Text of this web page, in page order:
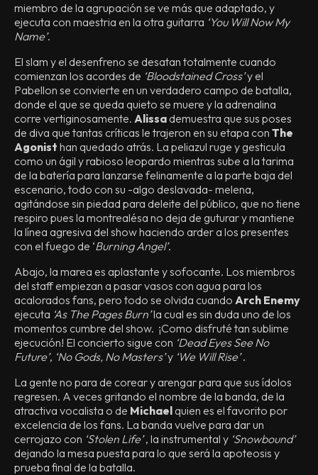
miembro de la agrupación se ve más que adaptado, y
ejecuta con maestria en la otra guitarra ‘You Will Now My
Name’.
El slam y el desenfreno se desatan totalmente cuando
comienzan los acordes de ‘Bloodstained Cross’y el
Pabellon se convierte en un verdadero campo de batalla,
donde el que se queda quieto se muere y la adrenalina
corre vertiginosamente. Alissa demuestra que sus poses
de diva que tantas críticas le trajeron en su etapa con The
Agonist han quedado atrás. La peliazul ruge y gesticula
como un ágil y rabioso leopardo mientras sube a la tarima
de la batería para lanzarse felinamente a la parte baja del
escenario, todo con su -algo deslavada- melena,
agitándose sin piedad para deleite del público, que no tiene
respiro pues la montrealésa no deja de guturar y mantiene
la línea agresiva del show haciendo arder a los presentes
con el fuego de ‘Burning Angel’.
Abajo, la marea es aplastante y sofocante. Los miembros
del staff empiezan a pasar vasos con agua para los
acalorados fans, pero todo se olvida cuando Arch Enemy
ejecuta ‘As The Pages Burn’la cual es sin duda uno de los
momentos cumbre del show. ¡Como disfruté tan sublime
ejecución! El concierto sigue con ‘Dead Eyes See No
Future’, ‘No Gods, No Masters’y ‘We Will Rise’.
La gente no para de corear y arengar para que sus ídolos
regresen. A veces gritando el nombre de la banda, de la
atractiva vocalista o de Michael quien es el favorito por
excelencia de los fans. La banda vuelve para dar un
cerrojazo con ‘Stolen Life’, la instrumental y ‘Snowbound’
dejando la mesa puesta para lo que será la apoteosis y
prueba final de la batalla.